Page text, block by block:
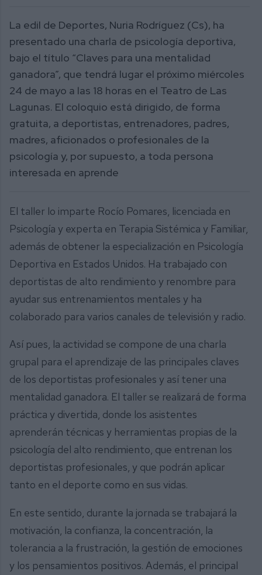
La edil de Deportes, Nuria Rodríguez (Cs), ha
presentado una charla de psicología deportiva,
bajo el título “Claves para una mentalidad
ganadora”, que tendrá lugar el próximo miércoles
24 de mayo a las 18 horas en el Teatro de Las
Lagunas. El coloquio está dirigido, de forma
gratuita, a deportistas, entrenadores, padres,
madres, aficionados o profesionales de la
psicología y, por supuesto, a toda persona
interesada en aprende
El taller lo imparte Rocío Pomares, licenciada en
Psicología y experta en Terapia Sistémica y Familiar,
además de obtener la especialización en Psicología
Deportiva en Estados Unidos. Ha trabajado con
deportistas de alto rendimiento y renombre para
ayudar sus entrenamientos mentales y ha
colaborado para varios canales de televisión y radio.
Así pues, la actividad se compone de una charla
grupal para el aprendizaje de las principales claves
de los deportistas profesionales y así tener una
mentalidad ganadora. El taller se realizará de forma
práctica y divertida, donde los asistentes
aprenderán técnicas y herramientas propias de la
psicología del alto rendimiento, que entrenan los
deportistas profesionales, y que podrán aplicar
tanto en el deporte como en sus vidas.
En este sentido, durante la jornada se trabajará la
motivación, la confianza, la concentración, la
tolerancia a la frustración, la gestión de emociones
y los pensamientos positivos. Además, el principal